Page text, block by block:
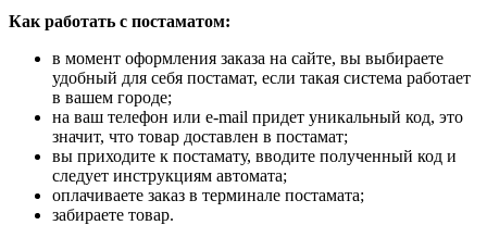
Как работать с постаматом:
в момент оформления заказа на сайте, вы выбираете
удобный для себя постамат, если такая система работает
в вашем городе;
на ваш телефон или e-mail придет уникальный код, это
значит, что товар доставлен в постамат;
вы приходите к постамату, вводите полученный код и
следует инструкциям автомата;
оплачиваете заказ в терминале постамата;
забираете товар.